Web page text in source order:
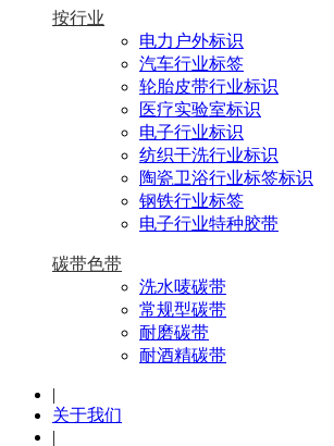
按行业
电力户外标识
汽车行业标签
轮胎皮带行业标识
医疗实验室标识
电子行业标识
纺织干洗行业标识
陶瓷卫浴行业标签标识
钢铁行业标签
电子行业特种胶带
碳带色带
洗水唛碳带
常规型碳带
耐磨碳带
耐酒精碳带
|
关于我们
|